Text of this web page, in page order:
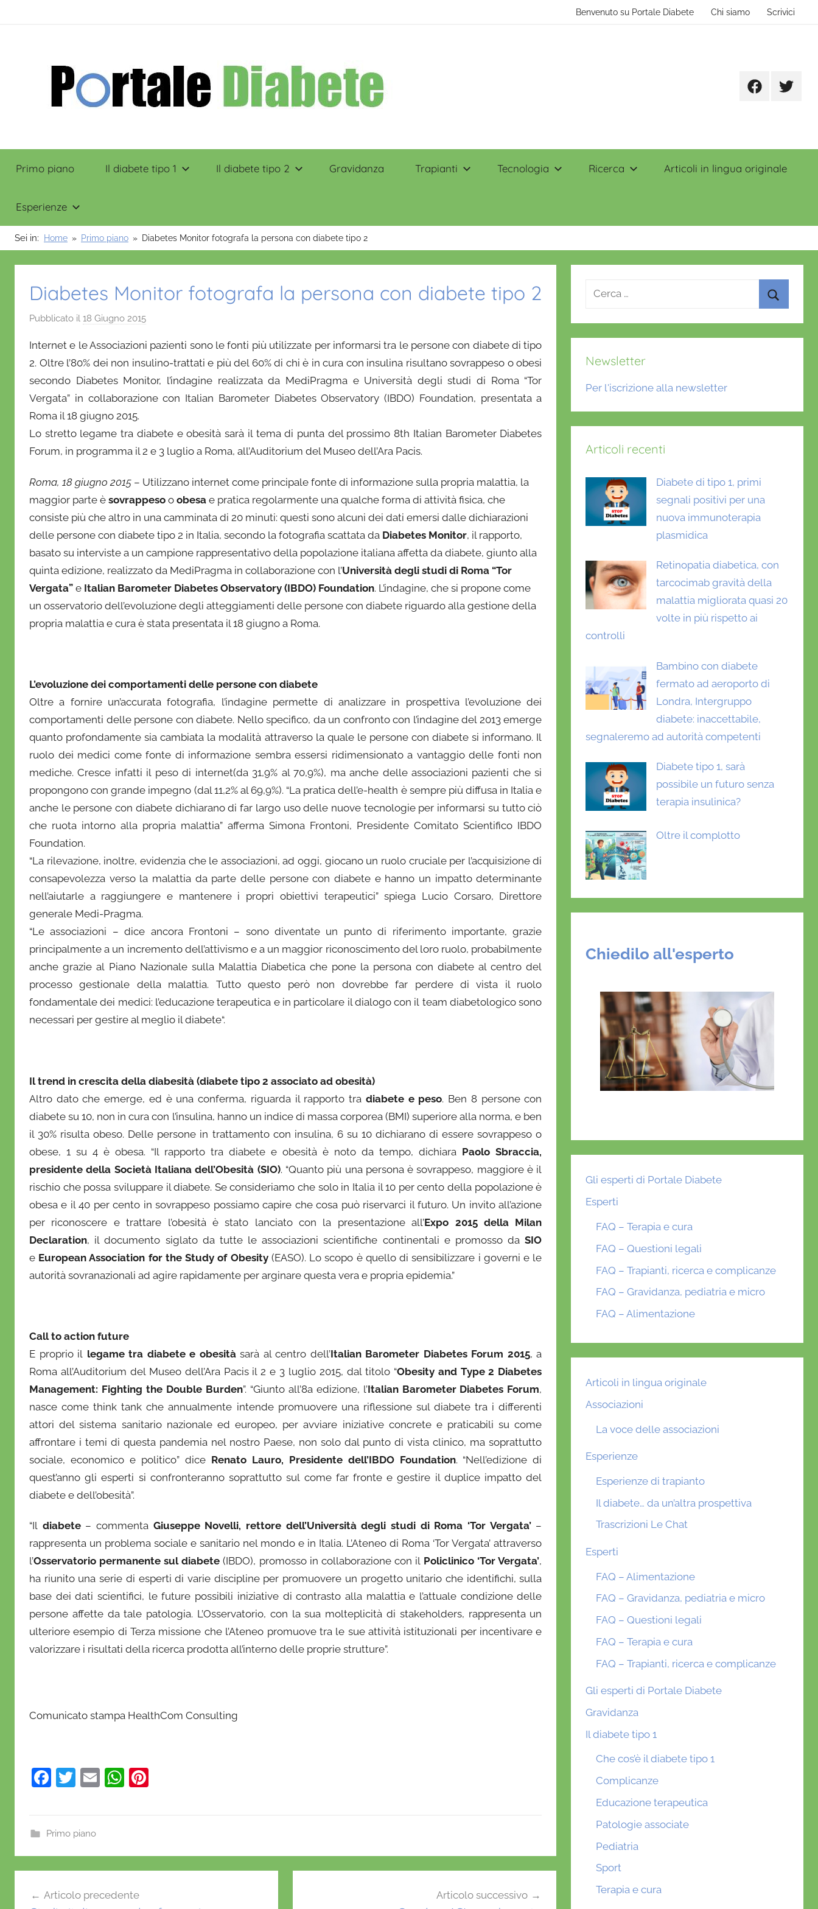
Benvenuto su Portale Diabete Chi siamo Scrivici
Portale
Diabete
FacebookTwitter
Primo piano Il diabete tipo 1 Il diabete tipo 2 Gravidanza Trapianti Tecnologia Ricerca Articoli in lingua originale
Esperienze
Sei in: Home Primo piano Diabetes Monitor fotografa la persona con diabete tipo 2
Diabetes Monitor fotografa la persona con diabete tipo 2
Pubblicato il 18 Giugno 2015
D
a
n
i
l
o
f
r
i
o
Internet e le Associazioni pazienti sono le fonti più utilizzate per informarsi tra le persone con diabete di tipo
2. Oltre l’80% dei non insulino-trattati e più del 60% di chi è in cura con insulina risultano sovrappeso o obesi
secondo Diabetes Monitor, l’indagine realizzata da MediPragma e Università degli studi di Roma “Tor
Vergata” in collaborazione con Italian Barometer Diabetes Observatory (IBDO) Foundation, presentata a
Roma il 18 giugno 2015.
Lo stretto legame tra diabete e obesità sarà il tema di punta del prossimo 8th Italian Barometer Diabetes
Forum, in programma il 2 e 3 luglio a Roma, all’Auditorium del Museo dell’Ara Pacis.
Roma, 18 giugno 2015 – Utilizzano internet come principale fonte di informazione sulla propria malattia, la
maggior parte è sovrappeso o obesa e pratica regolarmente una qualche forma di attività fisica, che
consiste più che altro in una camminata di 20 minuti: questi sono alcuni dei dati emersi dalle dichiarazioni
delle persone con diabete tipo 2 in Italia, secondo la fotografia scattata da Diabetes Monitor, il rapporto,
basato su interviste a un campione rappresentativo della popolazione italiana affetta da diabete, giunto alla
quinta edizione, realizzato da MediPragma in collaborazione con l’Università degli studi di Roma “Tor
Vergata” e Italian Barometer Diabetes Observatory (IBDO) Foundation. L’indagine, che si propone come
un osservatorio dell’evoluzione degli atteggiamenti delle persone con diabete riguardo alla gestione della
propria malattia e cura è stata presentata il 18 giugno a Roma.
L’evoluzione dei comportamenti delle persone con diabete
Oltre a fornire un’accurata fotografia, l’indagine permette di analizzare in prospettiva l’evoluzione dei
comportamenti delle persone con diabete. Nello specifico, da un confronto con l’indagine del 2013 emerge
quanto profondamente sia cambiata la modalità attraverso la quale le persone con diabete si informano. Il
ruolo dei medici come fonte di informazione sembra essersi ridimensionato a vantaggio delle fonti non
mediche. Cresce infatti il peso di internet(da 31,9% al 70,9%), ma anche delle associazioni pazienti che si
propongono con grande impegno (dal 11,2% al 69,9%). “La pratica dell’e-health è sempre più diffusa in Italia e
anche le persone con diabete dichiarano di far largo uso delle nuove tecnologie per informarsi su tutto ciò
che ruota intorno alla propria malattia” afferma Simona Frontoni, Presidente Comitato Scientifico IBDO
Foundation.
“La rilevazione, inoltre, evidenzia che le associazioni, ad oggi, giocano un ruolo cruciale per l’acquisizione di
consapevolezza verso la malattia da parte delle persone con diabete e hanno un impatto determinante
nell’aiutarle a raggiungere e mantenere i propri obiettivi terapeutici” spiega Lucio Corsaro, Direttore
generale Medi-Pragma.
“Le associazioni – dice ancora Frontoni – sono diventate un punto di riferimento importante, grazie
principalmente a un incremento dell’attivismo e a un maggior riconoscimento del loro ruolo, probabilmente
anche grazie al Piano Nazionale sulla Malattia Diabetica che pone la persona con diabete al centro del
processo gestionale della malattia. Tutto questo però non dovrebbe far perdere di vista il ruolo
fondamentale dei medici: l’educazione terapeutica e in particolare il dialogo con il team diabetologico sono
necessari per gestire al meglio il diabete“.
Il trend in crescita della diabesità (diabete tipo 2 associato ad obesità)
Altro dato che emerge, ed è una conferma, riguarda il rapporto tra diabete e peso. Ben 8 persone con
diabete su 10, non in cura con l’insulina, hanno un indice di massa corporea (BMI) superiore alla norma, e ben
il 30% risulta obeso. Delle persone in trattamento con insulina, 6 su 10 dichiarano di essere sovrappeso o
obese, 1 su 4 è obesa. “Il rapporto tra diabete e obesità è noto da tempo, dichiara Paolo Sbraccia,
presidente della Società Italiana dell’Obesità (SIO). “Quanto più una persona è sovrappeso, maggiore è il
rischio che possa sviluppare il diabete. Se consideriamo che solo in Italia il 10 per cento della popolazione è
obesa e il 40 per cento in sovrappeso possiamo capire che cosa può riservarci il futuro. Un invito all’azione
per riconoscere e trattare l’obesità è stato lanciato con la presentazione all’Expo 2015 della Milan
Declaration, il documento siglato da tutte le associazioni scientifiche continentali e promosso daSIO
e European Association for the Study of Obesity (EASO). Lo scopo è quello di sensibilizzare i governi e le
autorità sovranazionali ad agire rapidamente per arginare questa vera e propria epidemia.”
Call to action future
E proprio il legame tra diabete e obesitàsarà al centro dell’Italian Barometer Diabetes Forum 2015, a
Roma all’Auditorium del Museo dell’Ara Pacis il 2 e 3 luglio 2015, dal titolo “Obesity and Type 2 Diabetes
Management: Fighting the Double Burden”. “Giunto all’8a edizione, l’Italian Barometer Diabetes Forum,
nasce come think tank che annualmente intende promuovere una riflessione sul diabete tra i differenti
attori del sistema sanitario nazionale ed europeo, per avviare iniziative concrete e praticabili su come
affrontare i temi di questa pandemia nel nostro Paese, non solo dal punto di vista clinico, ma soprattutto
sociale, economico e politico” dice Renato Lauro, Presidente dell’IBDO Foundation. “Nell’edizione di
quest’anno gli esperti si confronteranno soprattutto sul come far fronte e gestire il duplice impatto del
diabete e dell’obesità”.
“Il diabete– commenta Giuseppe Novelli, rettore dell’Università degli studi di Roma ‘Tor Vergata’–
rappresenta un problema sociale e sanitario nel mondo e in Italia. L’Ateneo di Roma ‘Tor Vergata’ attraverso
l’Osservatorio permanente sul diabete (IBDO), promosso in collaborazione con il Policlinico ‘Tor Vergata’,
ha riunito una serie di esperti di varie discipline per promuovere un progetto unitario che identifichi, sulla
base dei dati scientifici, le future possibili iniziative di contrasto alla malattia e l’attuale condizione delle
persone affette da tale patologia. L’Osservatorio, con la sua molteplicità di stakeholders, rappresenta un
ulteriore esempio di Terza missione che l’Ateneo promuove tra le sue attività istituzionali per incentivare e
valorizzare i risultati della ricerca prodotta all’interno delle proprie strutture”.
Comunicato stampa HealthCom Consulting
F
e
b
o
o
T
er
E
W
A
p
p
st
Primo piano
articoli
Articolo precedente Articolo successivo
Ricerca
Newsletter
Per l'iscrizione alla newsletter
Articoli recenti
Diabete di tipo 1, primi
segnali positivi per una
nuova immunoterapia
plasmidica
Retinopatia diabetica, con
tarcocimab gravità della
malattia migliorata quasi 20
volte in più rispetto ai
controlli
Bambino con diabete
fermato ad aeroporto di
Londra, Intergruppo
diabete: inaccettabile,
segnaleremo ad autorità competenti
Diabete tipo 1, sarà
possibile un futuro senza
terapia insulinica?
Oltre il complotto
Chiedilo all'esperto
Gli esperti di Portale Diabete
Esperti
FAQ – Terapia e cura
FAQ – Questioni legali
FAQ – Trapianti, ricerca e complicanze
FAQ – Gravidanza, pediatria e micro
FAQ – Alimentazione
Articoli in lingua originale
Associazioni
La voce delle associazioni
Esperienze
Esperienze di trapianto
Il diabete… da un’altra prospettiva
Trascrizioni Le Chat
Esperti
FAQ – Alimentazione
FAQ – Gravidanza, pediatria e micro
FAQ – Questioni legali
FAQ – Terapia e cura
FAQ – Trapianti, ricerca e complicanze
Gli esperti di Portale Diabete
Gravidanza
Il diabete tipo 1
Che cos’è il diabete tipo 1
Complicanze
Educazione terapeutica
Patologie associate
Pediatria
Sport
Terapia e cura